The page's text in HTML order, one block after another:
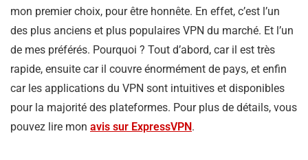
mon premier choix, pour être honnête. En effet, c’est l’un
des plus anciens et plus populaires VPN du marché. Et l’un
de mes préférés. Pourquoi ? Tout d’abord, car il est très
rapide, ensuite car il couvre énormément de pays, et enfin
car les applications du VPN sont intuitives et disponibles
pour la majorité des plateformes. Pour plus de détails, vous
pouvez lire mon avis sur ExpressVPN .